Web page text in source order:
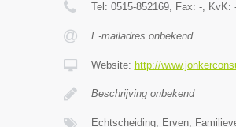
Tel: 0515-852169, Fax: -, KvK:
E-mailadres onbekend
Website: http://
Beschrijving onbekend
Echtscheiding, Erven,